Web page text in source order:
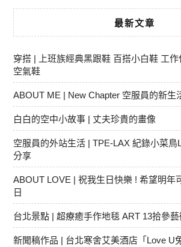
最新文章
穿搭 | 上班族經典黑跟鞋 百搭小白鞋 工
空氣鞋
ABOUT ME | New Chapter 空服員的新生
白白的空中小故事 | 丈夫珍貴的畫像
空服員的外站生活 | TPE-LAX 紀錄小菜鳥
分享
ABOUT LOVE | 祝我生日快樂 ! 希望明年
日
台北景點 | 超療癒手作地毯 ART 13拾參
新聞稿作品 | 台北寒舍艾美酒店「Love U